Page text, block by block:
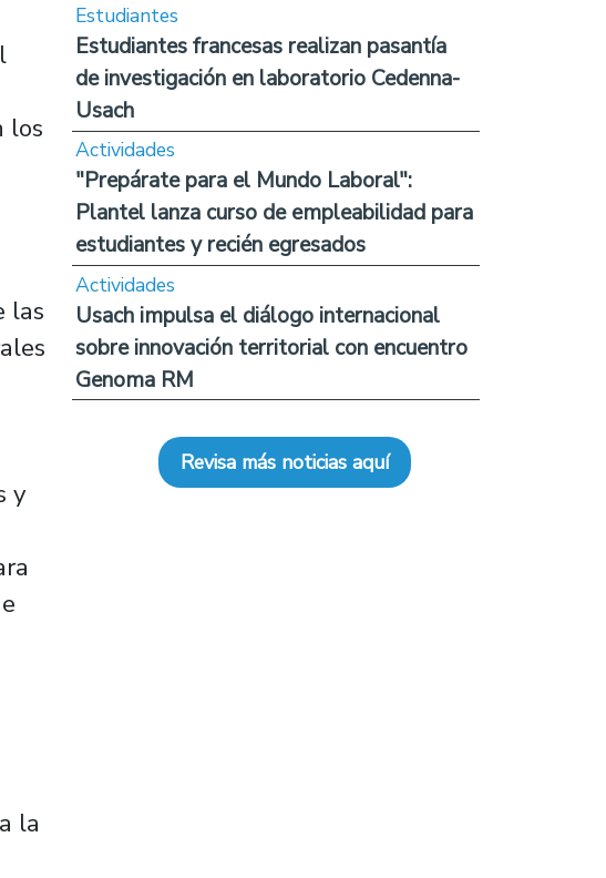
los
las
y
la
Estudiantes
Estudiantes francesas realizan pasantía
de investigación en laboratorio Cedenna-
Usach
Actividades
"Prepárate para el Mundo Laboral":
Plantel lanza curso de empleabilidad para
estudiantes y recién egresados
Actividades
Usach impulsa el diálogo internacional
sobre innovación territorial con encuentro
Genoma RM
Revisa más noticias aquí